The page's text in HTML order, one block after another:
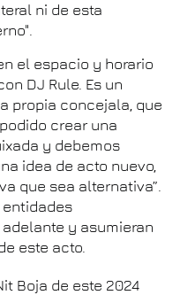
ni de esta
el espacio y horario
DJ Rule. Es un
propia concejala, que
crear una
y debemos
idea de acto nuevo,
que sea alternativa”.
y asumieran
este acto.
Boja de este 2024